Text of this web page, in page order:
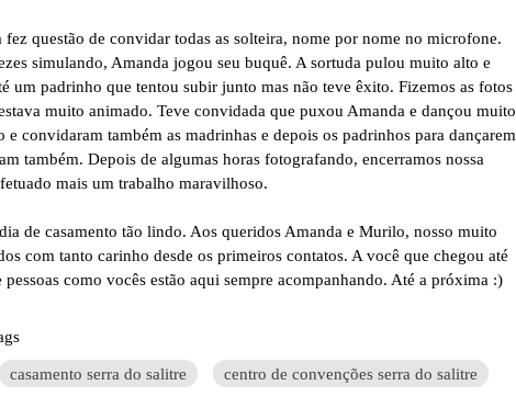
questão de convidar todas as solteira, nome por nome no microfone.
simulando, Amanda jogou seu buquê. A sortuda pulou muito alto e
um padrinho que tentou subir junto mas não teve êxito. Fizemos as fotos
muito animado. Teve convidada que puxou Amanda e dançou muito
convidaram também as madrinhas e depois os padrinhos para dançarem
também. Depois de algumas horas fotografando, encerramos nossa
mais um trabalho maravilhoso.
de casamento tão lindo. Aos queridos Amanda e Murilo, nosso muito
com tanto carinho desde os primeiros contatos. A você que chegou até
como vocês estão aqui sempre acompanhando. Até a próxima :)
casamento serra do salitre centro de convenções serra do salitre